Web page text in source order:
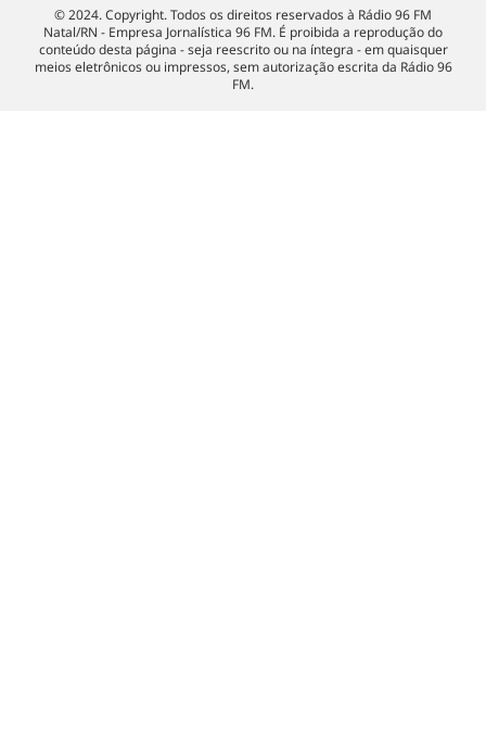
© 2024. Copyright. Todos os direitos reservados à Rádio 96 FM
Natal/RN - Empresa Jornalística 96 FM. É proibida a reprodução do
conteúdo desta página - seja reescrito ou na íntegra - em quaisquer
meios eletrônicos ou impressos, sem autorização escrita da Rádio 96
FM.